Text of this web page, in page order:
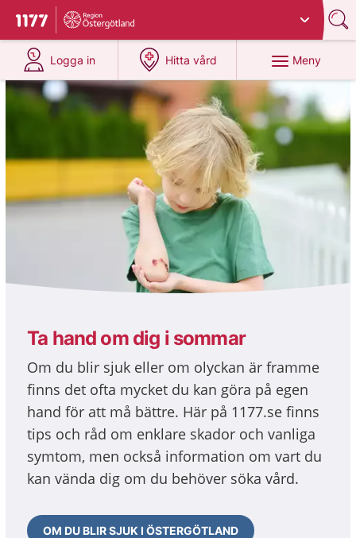
Till startsidan för 1177
Du har valt region
Logga in
på 1177.se
Hitta vård
på 1177.se
Meny
1177
Ta hand om dig i sommar
Om du blir sjuk eller om olyckan är framme
finns det ofta mycket du kan göra på egen
hand för att må bättre. Här på 1177.se finns
tips och råd om enklare skador och vanliga
symtom, men också information om vart du
kan vända dig om du behöver söka vård.
OM DU BLIR SJUK I ÖSTERGÖTLAND